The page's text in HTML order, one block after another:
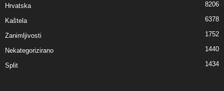
Hrvatska 8206
Kaštela 6378
Zanimljivosti 1752
Nekategorizirano 1440
Split 1434